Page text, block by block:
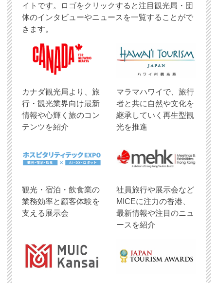
イトです。ロゴをクリックすると注目観光局・団
体のインタビューやニュースを一覧することがで
きます。
​カナダ観光局より、旅
行・観光業界向け最新
情報や心輝く旅のコン
テンツを紹介
マラマハワイで、旅行
者と共に自然や文化を
継承していく再生型観
光を推進
観光・宿泊・飲食業の
業務効率と顧客体験を
支える展示会
社員旅行や展示会など
MICEに注力の香港、
最新情報や注目のニュ
ースを紹介